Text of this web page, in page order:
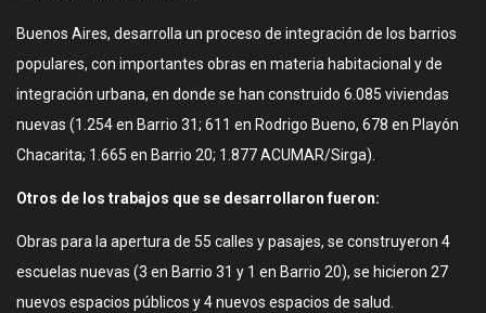
Buenos Aires, desarrolla un proceso de integración de los barrios
populares, con importantes obras en materia habitacional y de
integración urbana, en donde se han construido 6.085 viviendas
nuevas (1.254 en Barrio 31; 611 en Rodrigo Bueno, 678 en Playón
Chacarita; 1.665 en Barrio 20; 1.877 ACUMAR/Sirga).
Otros de los trabajos que se desarrollaron fueron:
Obras para la apertura de 55 calles y pasajes, se construyeron 4
escuelas nuevas (3 en Barrio 31 y 1 en Barrio 20), se hicieron 27
nuevos espacios públicos y 4 nuevos espacios de salud.